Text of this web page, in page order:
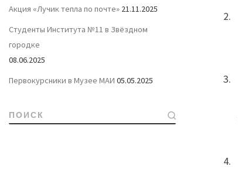
Акция «Лучик тепла по почте» 21.11.2025
Cтуденты Института №11 в Звёздном
городке
08.06.2025
Первокурсники в Музее МАИ 05.05.2025
ПОИСК